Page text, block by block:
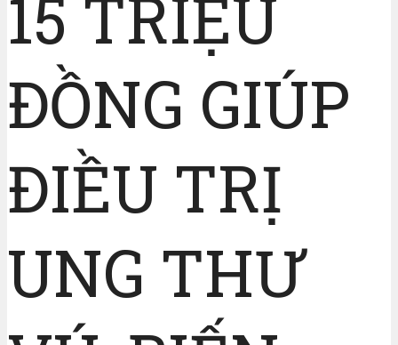
15 TRIỆU
ĐỒNG GIÚP
ĐIỀU TRỊ
UNG THƯ